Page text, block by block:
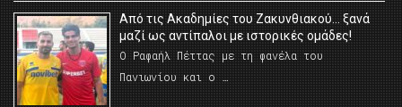
Από τις Ακαδημίες του Ζακυνθιακού… ξανά
μαζί ως αντίπαλοι με ιστορικές ομάδες!
Ο Ραφαήλ Πέττας με τη φανέλα του
Πανιωνίου και ο …